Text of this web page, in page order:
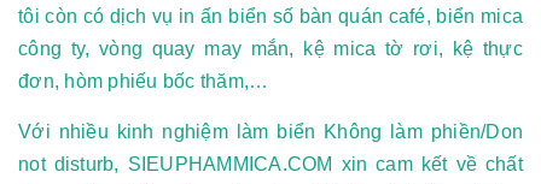
tôi còn có dịch vụ in ấn biển số bàn quán café, biển mica
công ty, vòng quay may mắn, kệ mica tờ rơi, kệ thực
đơn, hòm phiếu bốc thăm,…
Với nhiều kinh nghiệm làm biển Không làm phiền/Don
not disturb, SIEUPHAMMICA.COM xin cam kết về chất